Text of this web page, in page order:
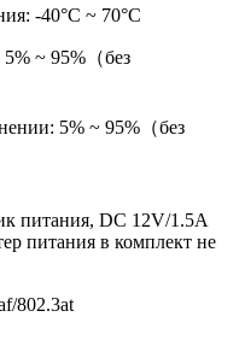
-40°C ~ 70°C
~ 95%（без
5% ~ 95%（без
питания, DC 12V/1.5A
питания в комплект не
802.3at